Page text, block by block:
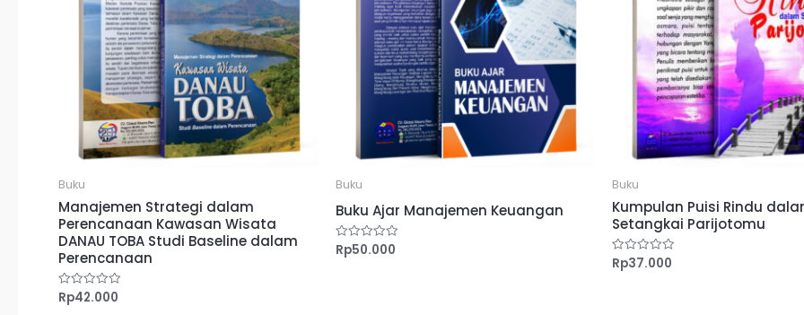
Buku
Manajemen Strategi dalam
Perencanaan Kawasan Wisata
DANAU TOBA Studi Baseline dalam
Perencanaan
Dinilai
Rp42.000
Buku
Buku Ajar Manajemen Keuangan
Dinilai
Rp50.000
Buku
Kumpulan Puisi Rindu
Setangkai Parijotomu
Dinilai
Rp37.000